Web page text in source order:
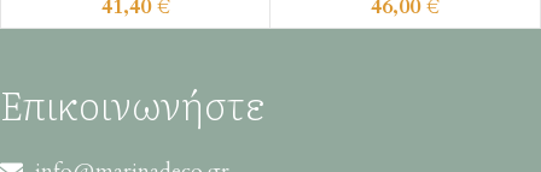
41,40€ 46,00€
Επικοινωνήστε